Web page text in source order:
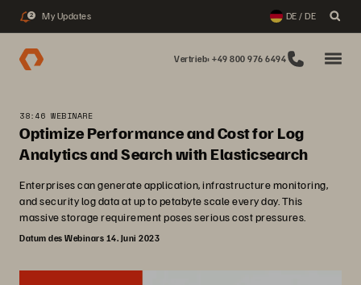
2 My Updates DE / DE
Vertrieb: +49 800 976 6494
38:46 WEBINARE
Optimize Performance and Cost for Log
Analytics and Search with Elasticsearch
Enterprises can generate application, infrastructure monitoring,
and security log data at up to petabyte scale every day. This
massive storage requirement poses serious cost pressures.
Datum des Webinars 14. Juni 2023